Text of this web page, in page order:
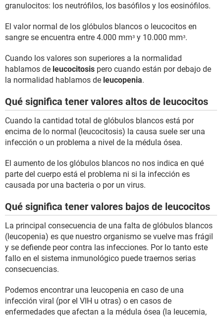
granulocitos: los neutrófilos, los basófilos y los eosinófilos.
El valor normal de los glóbulos blancos o leucocitos en
sangre se encuentra entre 4.000 mmᵌ y 10.000 mmᵌ.
Cuando los valores son superiores a la normalidad
hablamos de leucocitosis pero cuando están por debajo de
la normalidad hablamos de leucopenia.
Qué significa tener valores altos de leucocitos
Cuando la cantidad total de glóbulos blancos está por
encima de lo normal (leucocitosis) la causa suele ser una
infección o un problema a nivel de la médula ósea.
El aumento de los glóbulos blancos no nos indica en qué
parte del cuerpo está el problema ni si la infección es
causada por una bacteria o por un virus.
Qué significa tener valores bajos de leucocitos
La principal consecuencia de una falta de glóbulos blancos
(leucopenia) es que nuestro organismo se vuelve mas frágil
y se defiende peor contra las infecciones. Por lo tanto este
fallo en el sistema inmunológico puede traernos serias
consecuencias.
Podemos encontrar una leucopenia en caso de una
infección viral (por el VIH u otras) o en casos de
enfermedades que afectan a la médula ósea (la leucemia,